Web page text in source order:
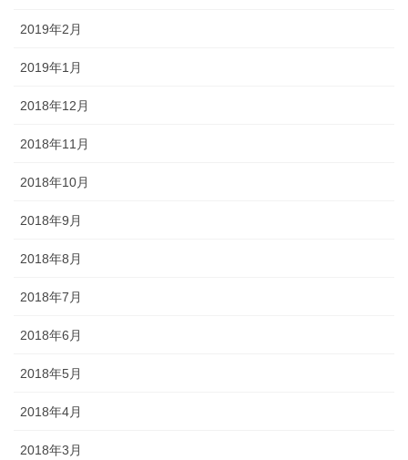
2019年2月
2019年1月
2018年12月
2018年11月
2018年10月
2018年9月
2018年8月
2018年7月
2018年6月
2018年5月
2018年4月
2018年3月